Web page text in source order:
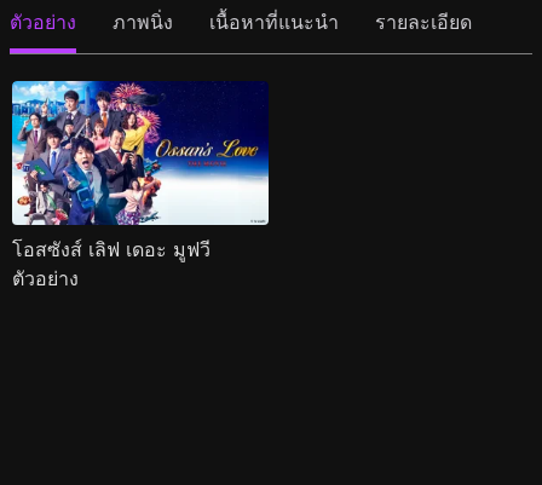
ตัวอย่าง ภาพนิ่ง เนื้อหาที่แนะนำ รายละเอียด
โอสซังส์ เลิฟ เดอะ มูฟวี
ตัวอย่าง